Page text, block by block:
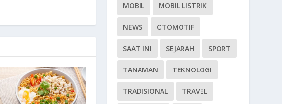
MOBIL MOBIL LISTRIK
NEWS OTOMOTIF
SAAT INI SEJARAH SPORT
TANAMAN TEKNOLOGI
TRADISIONAL TRAVEL